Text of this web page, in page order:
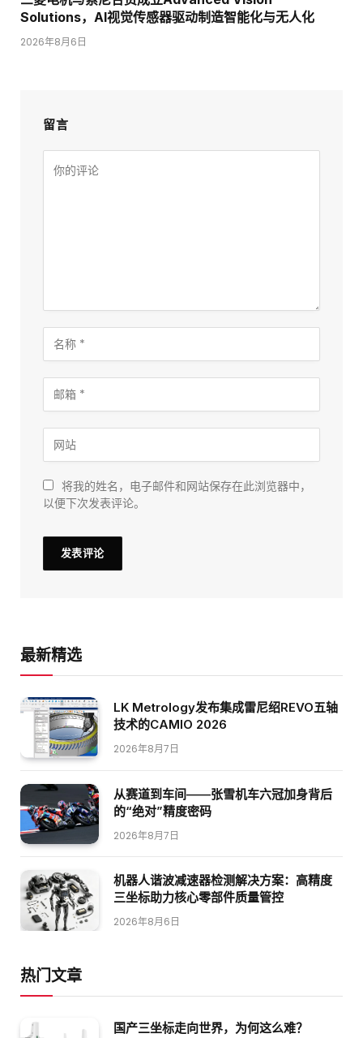
Solutions，AI视觉传感器驱动制造智能化与无人化
2026年8月6日
留言
将我的姓名，电子邮件和网站保存在此浏览器中，
以便下次发表评论。
最新精选
LK Metrology发布集成雷尼绍REVO五轴
技术的CAMIO 2026
2026年8月7日
从赛道到车间——张雪机车六冠加身背后
的“绝对”精度密码
2026年8月7日
机器人谐波减速器检测解决方案：高精度
三坐标助力核心零部件质量管控
2026年8月6日
热门文章
国产三坐标走向世界，为何这么难？